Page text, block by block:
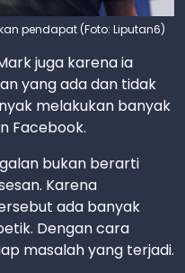
pendapat (Foto: Liputan6)
juga karena ia
yang ada dan tidak
melakukan banyak
Facebook.
bukan berarti
Karena
ada banyak
Dengan cara
masalah yang terjadi.